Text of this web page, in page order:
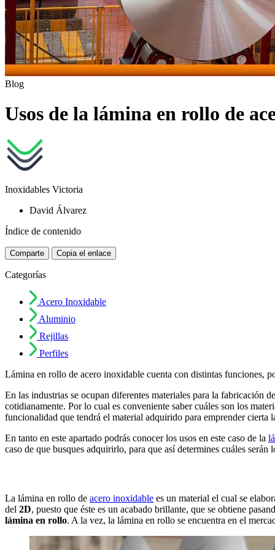
Blog
Usos de la lámina en rollo de
Inoxidables Victoria
David Álvarez
Índice de contenido
Comparte Copia el enlace
Categorías
Acero Inoxidable
Aluminio
Rejillas
Perfiles
Lámina en rollo de acero inoxidable cuenta con distintas funciones,
En las industrias se ocupan diferentes materiales para la fabricación
cotidianamente. Por lo cual es conveniente saber cuáles son los
funcionalidad que tendrá el material adquirido para emprender cierta
En tanto en este apartado podrás conocer los usos en este caso de la
caso de que busques adquirirlo, para que así determines cuáles
La lámina en rollo de acero inoxidable es un material el cual se
del 2D, puesto que éste es un acabado brillante, que se obtiene
lámina en rollo. A la vez, la lámina en rollo se encuentra en el